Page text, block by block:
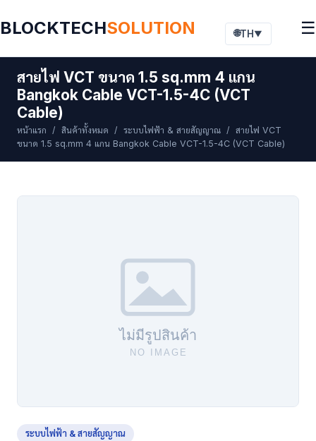
BLOCKTECHSOLUTION 🌐TH ▼ ☰
สายไฟ VCT ขนาด 1.5 sq.mm 4 แกน
Bangkok Cable VCT-1.5-4C (VCT
Cable)
หน้าแรก / สินค้าทั้งหมด / ระบบไฟฟ้า & สายสัญญาณ / สายไฟ VCT
ขนาด 1.5 sq.mm 4 แกน Bangkok Cable VCT-1.5-4C (VCT Cable)
ระบบไฟฟ้า & สายสัญญาณ